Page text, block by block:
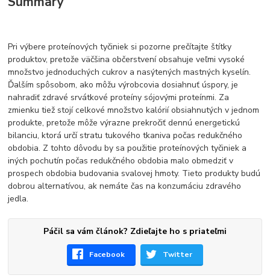
Pri výbere proteínových tyčiniek si pozorne prečítajte štítky
produktov, pretože väčšina občerstvení obsahuje veľmi vysoké
množstvo jednoduchých cukrov a nasýtených mastných kyselín.
Ďalším spôsobom, ako môžu výrobcovia dosiahnuť úspory, je
nahradiť zdravé srvátkové proteíny sójovými proteínmi. Za
zmienku tiež stojí celkové množstvo kalórií obsiahnutých v jednom
produkte, pretože môže výrazne prekročiť dennú energetickú
bilanciu, ktorá určí stratu tukového tkaniva počas redukčného
obdobia. Z tohto dôvodu by sa použitie proteínových tyčiniek a
iných pochutín počas redukčného obdobia malo obmedziť v
prospech obdobia budovania svalovej hmoty. Tieto produkty budú
dobrou alternatívou, ak nemáte čas na konzumáciu zdravého
jedla.
Páčil sa vám článok? Zdieľajte ho s priateľmi
Facebook Twitter